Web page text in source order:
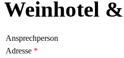
Weinhotel
Ansprechperson
Adresse *